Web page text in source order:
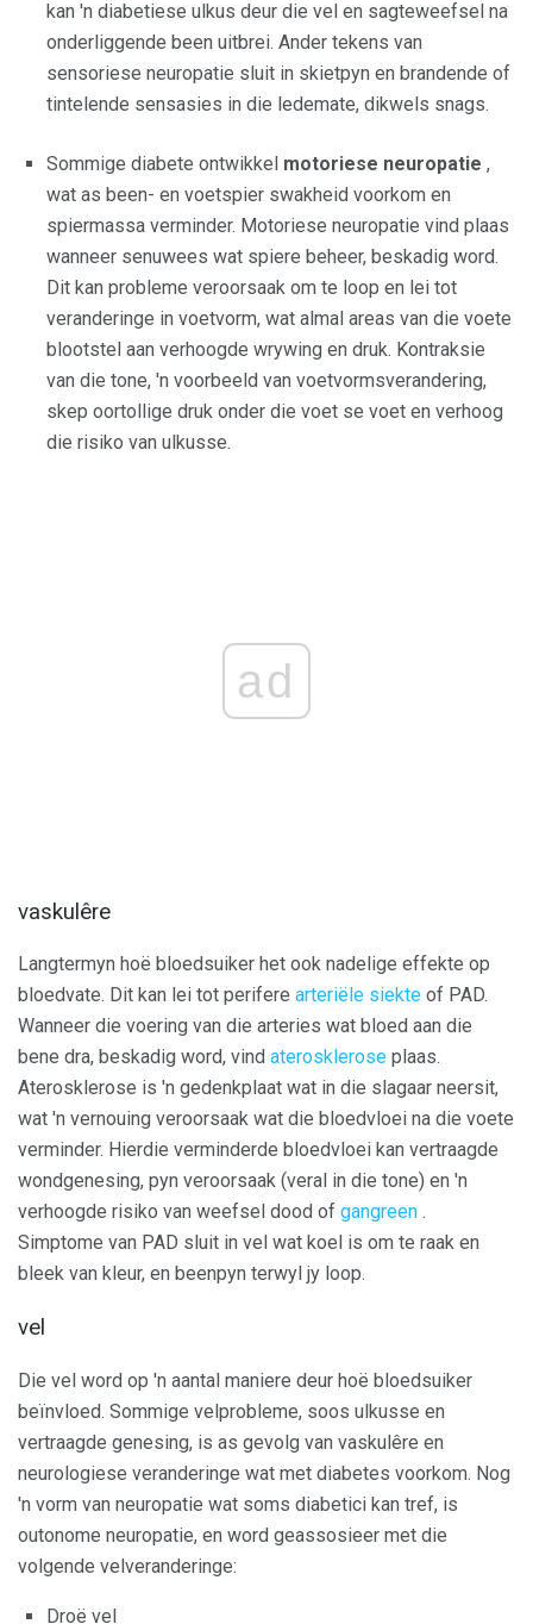
kan 'n diabetiese ulkus deur die vel en sagteweefsel na
onderliggende been uitbrei. Ander tekens van
sensoriese neuropatie sluit in skietpyn en brandende of
tintelende sensasies in die ledemate, dikwels snags.
Sommige diabete ontwikkel motoriese neuropatie ,
wat as been- en voetspier swakheid voorkom en
spiermassa verminder. Motoriese neuropatie vind plaas
wanneer senuwees wat spiere beheer, beskadig word.
Dit kan probleme veroorsaak om te loop en lei tot
veranderinge in voetvorm, wat almal areas van die voete
blootstel aan verhoogde wrywing en druk. Kontraksie
van die tone, 'n voorbeeld van voetvormsverandering,
skep oortollige druk onder die voet se voet en verhoog
die risiko van ulkusse.
ad
vaskulêre
Langtermyn hoë bloedsuiker het ook nadelige effekte op
bloedvate. Dit kan lei tot perifere arteriële siekte of PAD.
Wanneer die voering van die arteries wat bloed aan die
bene dra, beskadig word, vind aterosklerose plaas.
Aterosklerose is 'n gedenkplaat wat in die slagaar neersit,
wat 'n vernouing veroorsaak wat die bloedvloei na die voete
verminder. Hierdie verminderde bloedvloei kan vertraagde
wondgenesing, pyn veroorsaak (veral in die tone) en 'n
verhoogde risiko van weefsel dood of gangreen .
Simptome van PAD sluit in vel wat koel is om te raak en
bleek van kleur, en beenpyn terwyl jy loop.
vel
Die vel word op 'n aantal maniere deur hoë bloedsuiker
beïnvloed. Sommige velprobleme, soos ulkusse en
vertraagde genesing, is as gevolg van vaskulêre en
neurologiese veranderinge wat met diabetes voorkom. Nog
'n vorm van neuropatie wat soms diabetici kan tref, is
outonome neuropatie, en word geassosieer met die
volgende velveranderinge:
Droë vel